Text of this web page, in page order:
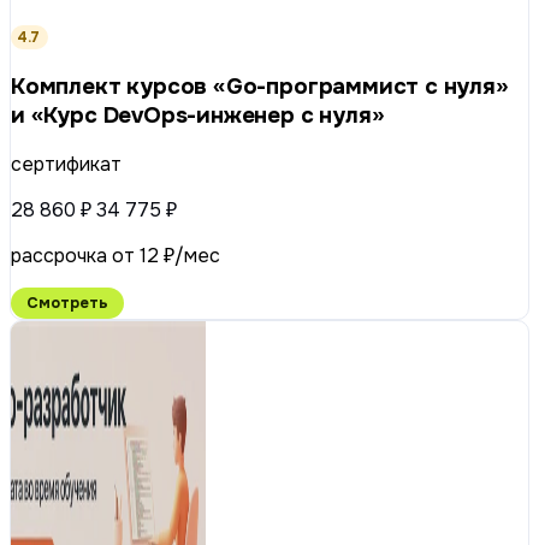
4.7
Комплект курсов «Go-программист с нуля»
и «Курс DevOps-инженер с нуля»
сертификат
28 860 ₽34 775 ₽
рассрочка от 12 ₽/мес
Смотреть